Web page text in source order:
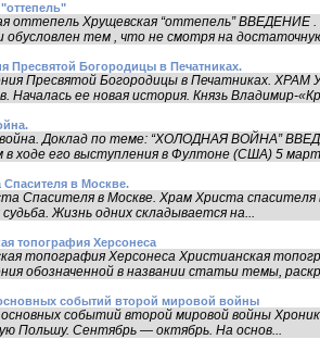
оттепель Хрущевская “оттепель”
обусловлен тем , что не смотря на
Пресвятой Богородицы в Печатниках.
Пресвятой Богородицы в Печатниках.
Началась ее новая история. Князь Владимир-
Доклад по теме: “ХОЛОДНАЯ ВОЙНА”
в ходе его выступления в Фултоне (США) 5
в Москве.
Спасителя в Москве. Храм Христа
судьба. Жизнь одних складывается на...
топография Херсонеса
топография Херсонеса Христианская
обозначенной в названии статьи темы,
событий второй мировой войны
событий второй мировой войны
Польшу. Сентябрь — октябрь. На основ...